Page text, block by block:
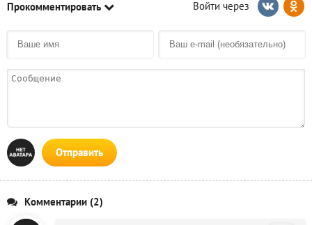
Прокомментировать
Отправить
Комментарии (2)